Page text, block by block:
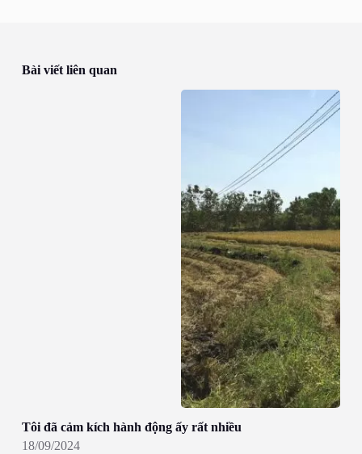
Bài viết liên quan
Tôi đã cảm kích hành động ấy rất nhiều
18/09/2024